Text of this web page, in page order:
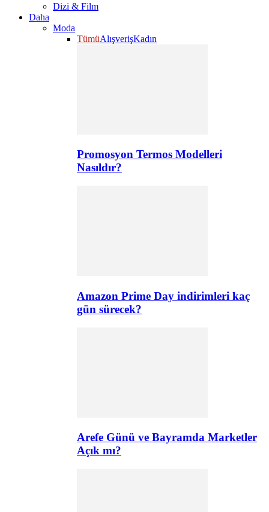
Dizi & Film
Daha
Moda
TümüAlışverişKadın
Promosyon Termos Modelleri
Nasıldır?
Amazon Prime Day indirimleri kaç
gün sürecek?
Arefe Günü ve Bayramda Marketler
Açık mı?